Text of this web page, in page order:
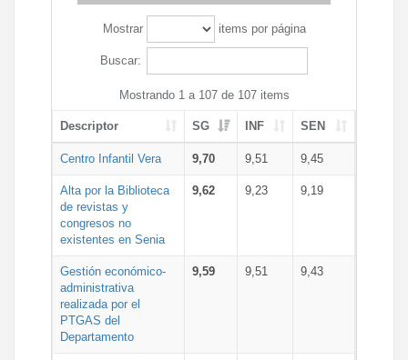
Mostrar items por página
Buscar:
Mostrando 1 a 107 de 107 items
Descriptor SG INF SEN
Centro Infantil Vera 9,70 9,51 9,45
Alta por la Biblioteca
de revistas y
congresos no
existentes en Senia
9,62 9,23 9,19
Gestión económico-
administrativa
realizada por el
PTGAS del
Departamento
9,59 9,51 9,43